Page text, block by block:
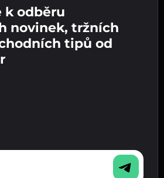
kryptopeněženky 👉
kroku.
👉 pokračujte k
obdržíte kryptoměnu nebo
peněžence.
k odběru
novinek, tržních
tipů od